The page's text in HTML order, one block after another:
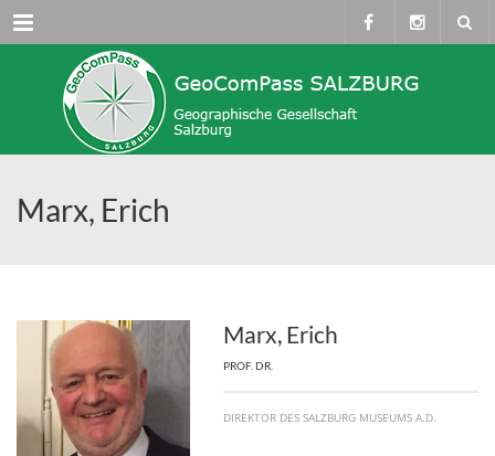
Menü
Marx, Erich
Marx, Erich
PROF. DR.
DIREKTOR DES SALZBURG MUSEUMS A.D.